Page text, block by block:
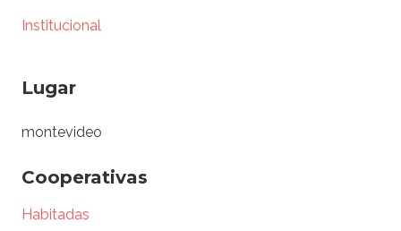
Institucional
Lugar
montevideo
Cooperativas
Habitadas